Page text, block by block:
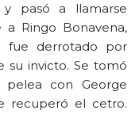
pasó a llamarse
a Ringo Bonavena,
fue derrotado por
invicto. Se tomó
con George
recuperó el cetro.